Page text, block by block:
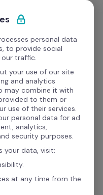
Empieza gratis
a la
en acción
como
que puede
experiencia como
Latinoamérica, ha
personal data
to provide social
traffic.
your use of our site
and analytics
may combine it with
to them or
use of their services.
personal data for ad
analytics,
security purposes.
your data, visit:
at any time from the